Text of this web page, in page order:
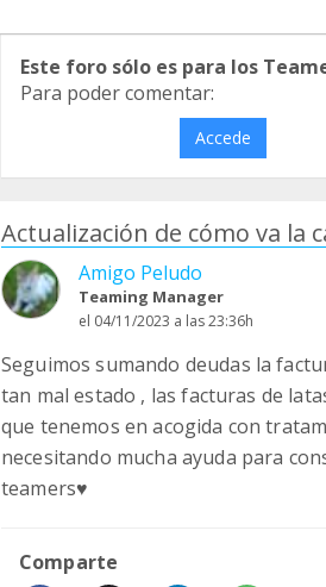
Este foro sólo es para los
Para poder comentar:
Accede
Actualización de cómo va la
Amigo Peludo
Teaming Manager
el 04/11/2023 a las 23:36h
Seguimos sumando deudas la
tan mal estado , las facturas de
que tenemos en acogida con
necesitando mucha ayuda para
teamers♥️
Comparte